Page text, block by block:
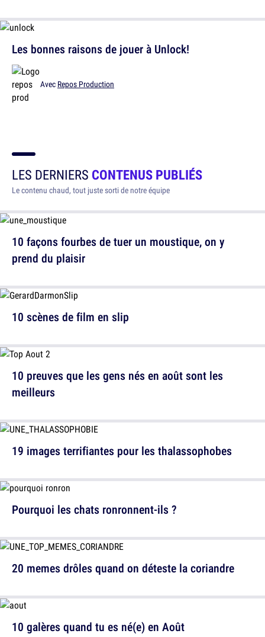
Les bonnes raisons de jouer à Unlock!
Avec Repos Production
LES DERNIERS CONTENUS PUBLIÉS
Le contenu chaud, tout juste sorti de notre équipe
10 façons fourbes de tuer un moustique, on y
prend du plaisir
10 preuves que les gens nés en août sont les
meilleurs
Pourquoi les chats ronronnent-ils ?
10 galères quand tu es né(e) en Août
10 scènes de film en slip
19 images terrifiantes pour les thalassophobes
20 memes drôles quand on déteste la coriandre